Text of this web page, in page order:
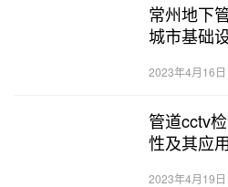
常州地下
城市基础
2023年4月16日
管道cctv
性及其应
2023年4月19日